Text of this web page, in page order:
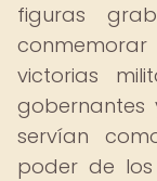
figuras
victorias
gobernantes
servían
poder de